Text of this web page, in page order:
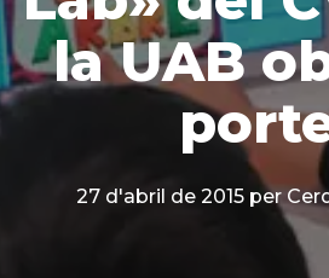
la UAB
27 d'abril de 2015 per